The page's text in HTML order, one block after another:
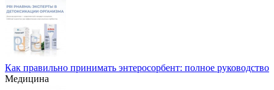
Как правильно принимать энтеросорбент: полное руководство
Медицина